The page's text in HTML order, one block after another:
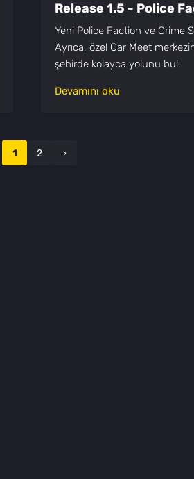
Release 1.5 - Police
Yeni Police Faction ve Crime
Ayrıca, özel Car Meet
şehirde kolayca yolunu bul.
Devamını oku
1 2 ›